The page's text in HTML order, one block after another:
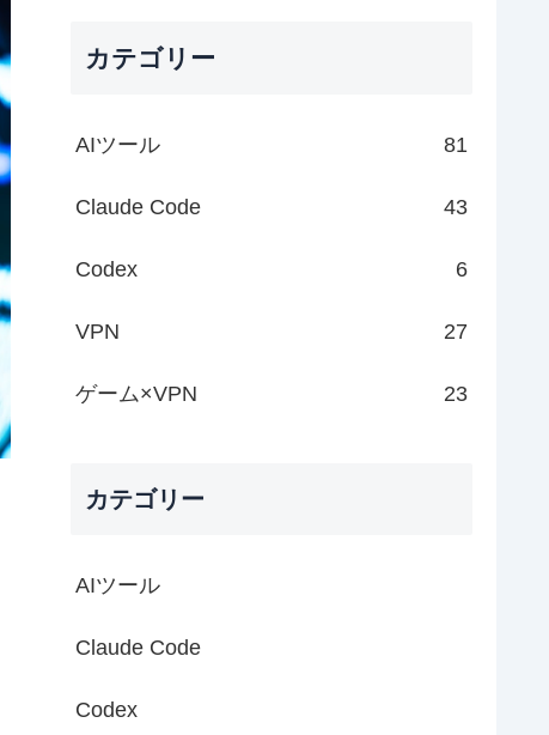
カテゴリー
AIツール 81
Claude Code 43
Codex 6
VPN 27
ゲーム×VPN 23
カテゴリー
AIツール
Claude Code
Codex